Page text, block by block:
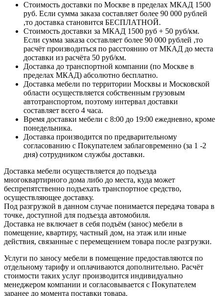
Стоимость доставки по Москве в пределах МКАД 1500
руб. Если сумма заказа составляет более 90 000 рублей
,то доставка становится БЕСПЛАТНОЙ.
Стоимость доставки за МКАД 1500 руб + 50 руб/км.
Если сумма заказа составляет более 90 000 рублей ,то
расчёт производиться по расстоянию от МКАД до места
доставки из расчёта 50 руб/км.
Доставка до транспортной компании (по Москве в
пределах МКАД) абсолютно бесплатно.
Доставка мебели по территории Москвы и Московской
области осуществляется собственным грузовым
автотранспортом, поэтому интервал доставки
составляет всего 4 часа.
Время доставки мебели с 8:00 до 19:00 ежедневно, кроме
понедельника.
Доставка производится по предварительному
согласованию с Покупателем заблаговременно (за 1 -2
дня) сотрудником службы доставки.
Доставка мебели осуществляется до подъезда
многоквартирного дома либо до места, куда может
беспрепятственно подъехать транспортное средство,
осуществляющее доставку.
Под разгрузкой в данном случае понимается передача товара в
точке, доступной для подъезда автомобиля.
Доставка не включает в себя подъём (занос) мебели в
помещение, квартиру, частный дом, на этаж или иные
действия, связанные с перемещением товара после разгрузки.
Услуги по заносу мебели в помещение предоставляются по
отдельному тарифу и оплачиваются дополнительно. Расчёт
стоимости таких услуг производится индивидуально
менеджером компании и согласовывается с Покупателем
заранее до момента поставки товара.